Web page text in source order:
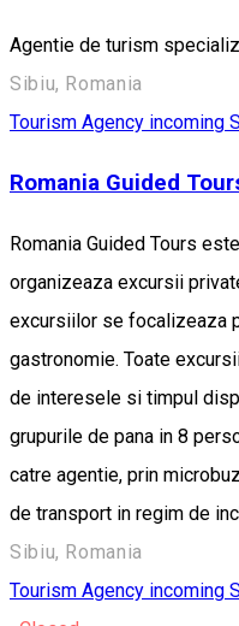
Agentie de turism
Sibiu, Romania
Tourism Agency incoming
Romania Guided
Romania Guided Tours
organizeaza excursii
excursiilor se focalizeaza
gastronomie. Toate
de interesele si timpul
grupurile de pana in 8
catre agentie, prin
de transport in regim de
Sibiu, Romania
Tourism Agency incoming